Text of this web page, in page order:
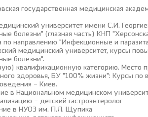
государственная медицинская
университет имени С.И.
болезни" (глазная часть) КНП
по направлению "Инфекционные и
медицинский университет, курсы
болезни".
квалификационную категорию. Место
здоровья, БУ "100% жизни": Курсы
– Киев.
в Национальном медицинском
– детский гастроэнтеролог
в НУОЗ им. П.Л. Щупика